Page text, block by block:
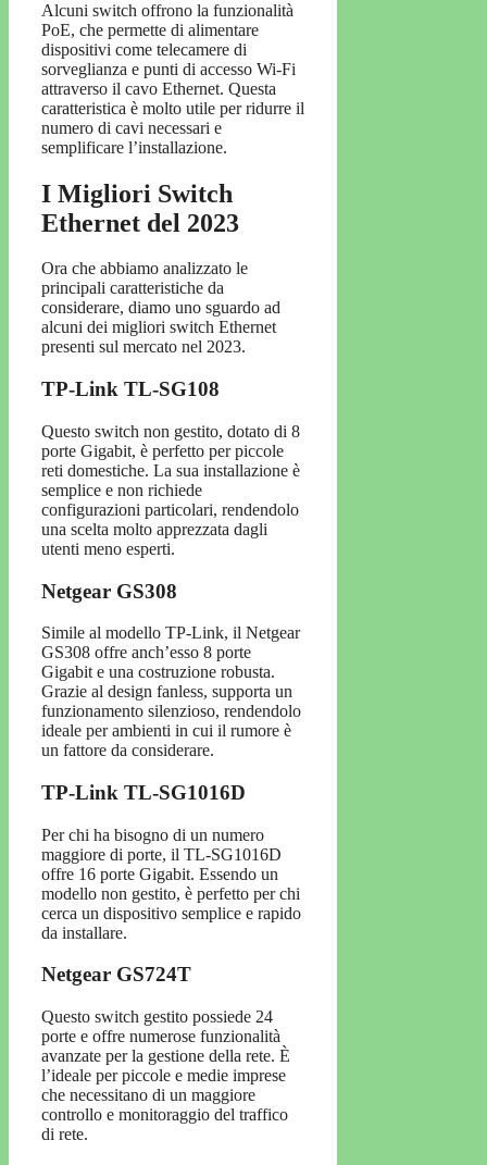
Alcuni switch offrono la funzionalità
PoE, che permette di alimentare
dispositivi come telecamere di
sorveglianza e punti di accesso Wi-Fi
attraverso il cavo Ethernet. Questa
caratteristica è molto utile per ridurre il
numero di cavi necessari e
semplificare l’installazione.
I Migliori Switch
Ethernet del 2023
Ora che abbiamo analizzato le
principali caratteristiche da
considerare, diamo uno sguardo ad
alcuni dei migliori switch Ethernet
presenti sul mercato nel 2023.
TP-Link TL-SG108
Questo switch non gestito, dotato di 8
porte Gigabit, è perfetto per piccole
reti domestiche. La sua installazione è
semplice e non richiede
configurazioni particolari, rendendolo
una scelta molto apprezzata dagli
utenti meno esperti.
Netgear GS308
Simile al modello TP-Link, il Netgear
GS308 offre anch’esso 8 porte
Gigabit e una costruzione robusta.
Grazie al design fanless, supporta un
funzionamento silenzioso, rendendolo
ideale per ambienti in cui il rumore è
un fattore da considerare.
TP-Link TL-SG1016D
Per chi ha bisogno di un numero
maggiore di porte, il TL-SG1016D
offre 16 porte Gigabit. Essendo un
modello non gestito, è perfetto per chi
cerca un dispositivo semplice e rapido
da installare.
Netgear GS724T
Questo switch gestito possiede 24
porte e offre numerose funzionalità
avanzate per la gestione della rete. È
l’ideale per piccole e medie imprese
che necessitano di un maggiore
controllo e monitoraggio del traffico
di rete.